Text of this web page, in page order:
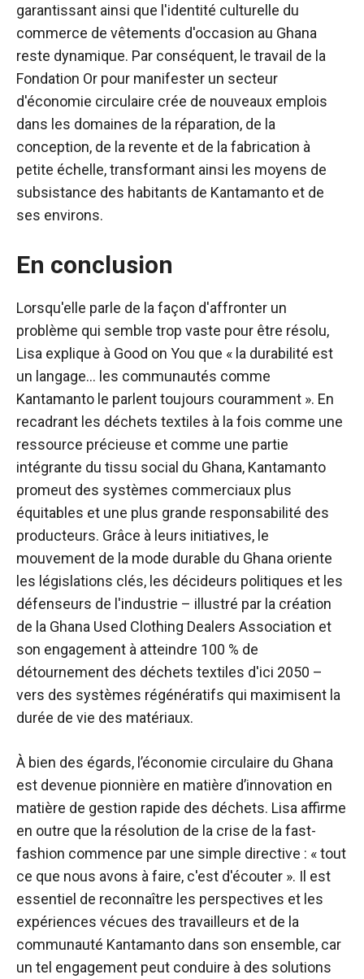
garantissant ainsi que l'identité culturelle du
commerce de vêtements d'occasion au Ghana
reste dynamique. Par conséquent, le travail de la
Fondation Or pour manifester un secteur
d'économie circulaire crée de nouveaux emplois
dans les domaines de la réparation, de la
conception, de la revente et de la fabrication à
petite échelle, transformant ainsi les moyens de
subsistance des habitants de Kantamanto et de
ses environs.
En conclusion
Lorsqu'elle parle de la façon d'affronter un
problème qui semble trop vaste pour être résolu,
Lisa explique à Good on You que « la durabilité est
un langage… les communautés comme
Kantamanto le parlent toujours couramment ». En
recadrant les déchets textiles à la fois comme une
ressource précieuse et comme une partie
intégrante du tissu social du Ghana, Kantamanto
promeut des systèmes commerciaux plus
équitables et une plus grande responsabilité des
producteurs. Grâce à leurs initiatives, le
mouvement de la mode durable du Ghana oriente
les législations clés, les décideurs politiques et les
défenseurs de l'industrie – illustré par la création
de la Ghana Used Clothing Dealers Association et
son engagement à atteindre 100 % de
détournement des déchets textiles d'ici 2050 –
vers des systèmes régénératifs qui maximisent la
durée de vie des matériaux.
À bien des égards, l’économie circulaire du Ghana
est devenue pionnière en matière d’innovation en
matière de gestion rapide des déchets. Lisa affirme
en outre que la résolution de la crise de la fast-
fashion commence par une simple directive : « tout
ce que nous avons à faire, c'est d'écouter ». Il est
essentiel de reconnaître les perspectives et les
expériences vécues des travailleurs et de la
communauté Kantamanto dans son ensemble, car
un tel engagement peut conduire à des solutions